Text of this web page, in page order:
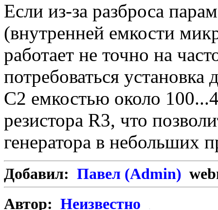
Если из-за разброса
(внутренней емкости
работает не точно на
потребоваться установка
С2 емкостью около
резистора R3, что
генератора в небольших
Добавил: Павел (Admin)
Автор: Неизвестно